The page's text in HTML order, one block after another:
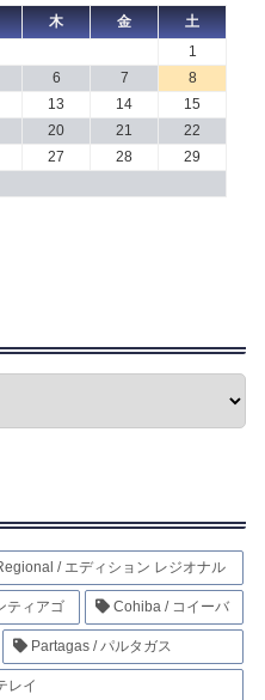
木 金
土
1
6 7
8
13 14
15
20 21
22
27 28
29
/ エディション レジオナル
ティアゴ Cohiba / コイーバ
Partagas / パルタガス
レイ